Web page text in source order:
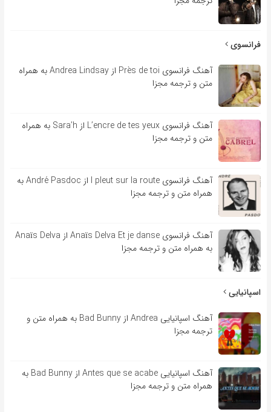
فرانسوی
آهنگ فرانسوی Près de toi از Andrea Lindsay به همراه
متن و ترجمه مجزا
آهنگ فرانسوی L’encre de tes yeux از Sara’h به همراه
متن و ترجمه مجزا
آهنگ فرانسوی l pleut sur la route از André Pasdoc به
همراه متن و ترجمه مجزا
آهنگ فرانسوی Anaïs Delva Et je danse از Anaïs Delva
به همراه متن و ترجمه مجزا
اسپانیایی
آهنگ اسپانیایی Andrea از Bad Bunny به همراه متن و
ترجمه مجزا
آهنگ اسپانیایی Antes que se acabe از Bad Bunny به
همراه متن و ترجمه مجزا